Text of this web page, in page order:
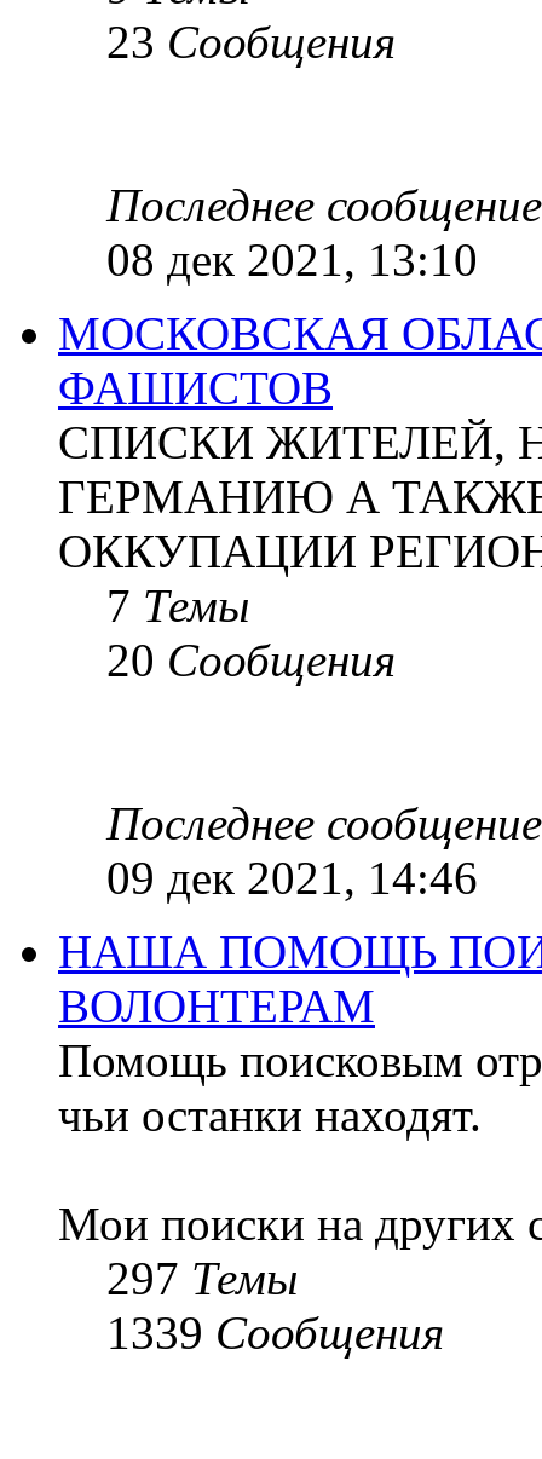
23 Сообщения
Последнее сообщение
08 дек 2021, 13:10
МОСКОВСКАЯ
ФАШИСТОВ
СПИСКИ ЖИТЕЛЕЙ,
ГЕРМАНИЮ А
ОККУПАЦИИ
7 Темы
20 Сообщения
Последнее сообщение
09 дек 2021, 14:46
НАША ПОМОЩЬ
ВОЛОНТЕРАМ
Помощь поисковым
чьи останки находят.
Мои поиски на других
297 Темы
1339 Сообщения